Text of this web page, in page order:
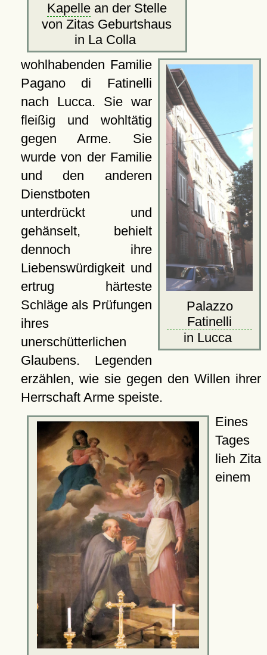
Kapellean der Stelle
von Zitas Geburtshaus
in La Colla
Palazzo
Fatinelli
in Lucca
wohlhabenden Familie
Pagano di Fatinelli
nach Lucca. Sie war
fleißig und wohltätig
gegen Arme. Sie
wurde von der Familie
und den anderen
Dienstboten
unterdrückt und
gehänselt, behielt
dennoch ihre
Liebenswürdigkeit und
ertrug härteste
Schläge als Prüfungen
ihres
unerschütterlichen
Glaubens. Legenden
erzählen, wie sie gegen den Willen ihrer
Herrschaft Arme speiste.
Eines
Tages
lieh Zita
einem